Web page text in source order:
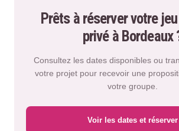
Prêts à réserver votre
privé à Bordeaux
Consultez les dates disponibles ou
votre projet pour recevoir une
votre groupe.
Voir les dates et réserver